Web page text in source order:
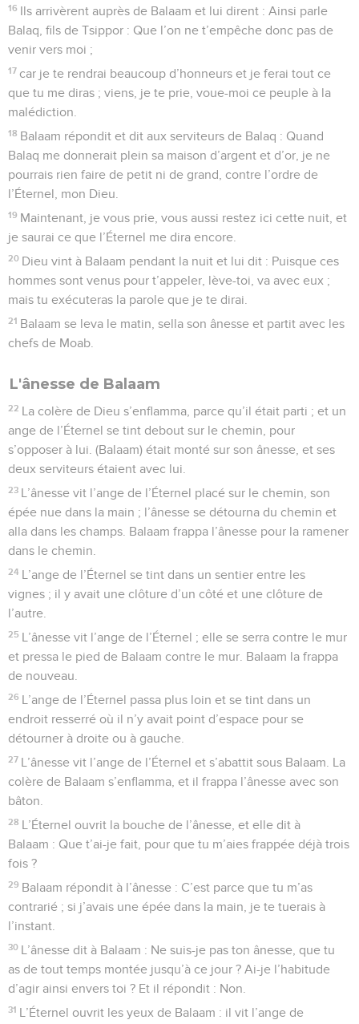
16 Ils arrivèrent auprès de Balaam et lui dirent : Ainsi parle
Balaq, fils de Tsippor : Que l’on ne t’empêche donc pas de
venir vers moi ;
17 car je te rendrai beaucoup d’honneurs et je ferai tout ce
que tu me diras ; viens, je te prie, voue-moi ce peuple à la
malédiction.
18 Balaam répondit et dit aux serviteurs de Balaq : Quand
Balaq me donnerait plein sa maison d’argent et d’or, je ne
pourrais rien faire de petit ni de grand, contre l’ordre de
l’Éternel, mon Dieu.
19 Maintenant, je vous prie, vous aussi restez ici cette nuit, et
je saurai ce que l’Éternel me dira encore.
20 Dieu vint à Balaam pendant la nuit et lui dit : Puisque ces
hommes sont venus pour t’appeler, lève-toi, va avec eux ;
mais tu exécuteras la parole que je te dirai.
21 Balaam se leva le matin, sella son ânesse et partit avec les
chefs de Moab.
L'ânesse de Balaam
22 La colère de Dieu s’enflamma, parce qu’il était parti ; et un
ange de l’Éternel se tint debout sur le chemin, pour
s’opposer à lui. (Balaam) était monté sur son ânesse, et ses
deux serviteurs étaient avec lui.
23 L’ânesse vit l’ange de l’Éternel placé sur le chemin, son
épée nue dans la main ; l’ânesse se détourna du chemin et
alla dans les champs. Balaam frappa l’ânesse pour la ramener
dans le chemin.
24 L’ange de l’Éternel se tint dans un sentier entre les
vignes ; il y avait une clôture d’un côté et une clôture de
l’autre.
25 L’ânesse vit l’ange de l’Éternel ; elle se serra contre le mur
et pressa le pied de Balaam contre le mur. Balaam la frappa
de nouveau.
26 L’ange de l’Éternel passa plus loin et se tint dans un
endroit resserré où il n’y avait point d’espace pour se
détourner à droite ou à gauche.
27 L’ânesse vit l’ange de l’Éternel et s’abattit sous Balaam. La
colère de Balaam s’enflamma, et il frappa l’ânesse avec son
bâton.
28 L’Éternel ouvrit la bouche de l’ânesse, et elle dit à
Balaam : Que t’ai-je fait, pour que tu m’aies frappée déjà trois
fois ?
29 Balaam répondit à l’ânesse : C’est parce que tu m’as
contrarié ; si j’avais une épée dans la main, je te tuerais à
l’instant.
30 L’ânesse dit à Balaam : Ne suis-je pas ton ânesse, que tu
as de tout temps montée jusqu’à ce jour ? Ai-je l’habitude
d’agir ainsi envers toi ? Et il répondit : Non.
31 L’Éternel ouvrit les yeux de Balaam : il vit l’ange de